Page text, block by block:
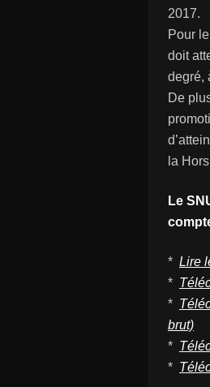
2017.
Pour
doit
degré,
De
la
Le
* Lire
*
*
brut)
*
*